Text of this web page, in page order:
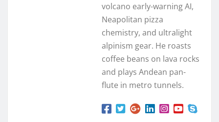
volcano early-warning AI,
Neapolitan pizza
chemistry, and ultralight
alpinism gear. He roasts
coffee beans on lava rocks
and plays Andean pan-
flute in metro tunnels.